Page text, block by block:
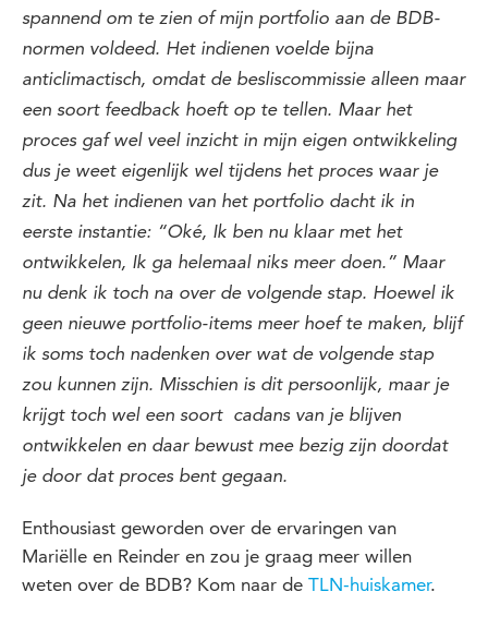
spannend om te zien of mijn portfolio aan de BDB-
normen voldeed. Het indienen voelde bijna
anticlimactisch, omdat de besliscommissie alleen maar
een soort feedback hoeft op te tellen. Maar het
proces gaf wel veel inzicht in mijn eigen ontwikkeling
dus je weet eigenlijk wel tijdens het proces waar je
zit. Na het indienen van het portfolio dacht ik in
eerste instantie: “Oké, Ik ben nu klaar met het
ontwikkelen, Ik ga helemaal niks meer doen.” Maar
nu denk ik toch na over de volgende stap. Hoewel ik
geen nieuwe portfolio-items meer hoef te maken, blijf
ik soms toch nadenken over wat de volgende stap
zou kunnen zijn. Misschien is dit persoonlijk, maar je
krijgt toch wel een soort cadans van je blijven
ontwikkelen en daar bewust mee bezig zijn doordat
je door dat proces bent gegaan.
Enthousiast geworden over de ervaringen van
Mariëlle en Reinder en zou je graag meer willen
weten over de BDB? Kom naar de TLN-huiskamer.